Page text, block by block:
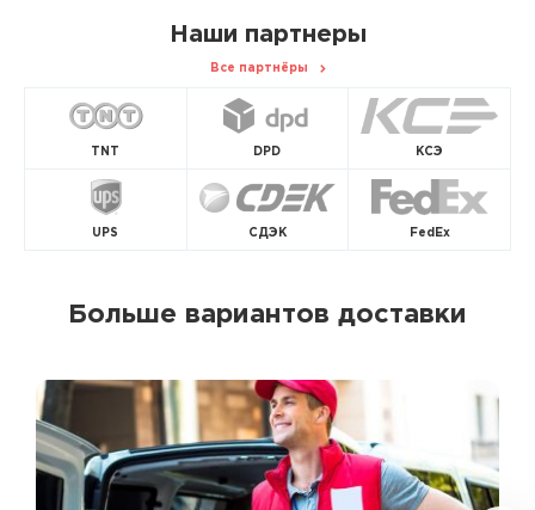
Наши партнеры
Все партнёры
TNT DPD КСЭ
UPS СДЭК FedEx
Больше вариантов доставки